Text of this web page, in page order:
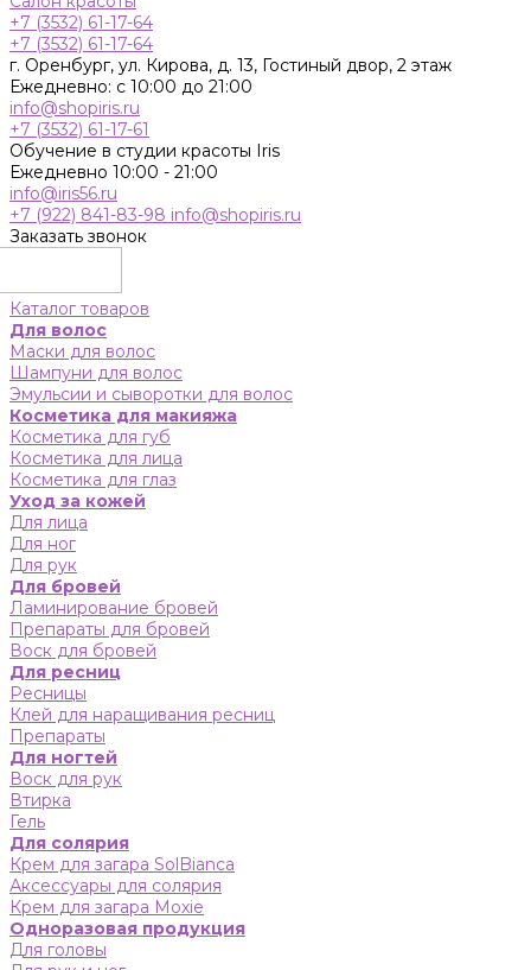
+7 (3532) 61-17-64
+7 (3532) 61-17-64
г. Оренбург, ул. Кирова, д. 13, Гостиный двор, 2 этаж
Ежедневно: с 10:00 до 21:00
info@shopiris.ru
+7 (3532) 61-17-61
Обучение в студии красоты Iris
Ежедневно 10:00 - 21:00
info@iris56.ru
+7 (922) 841-83-98 info@shopiris.ru
Заказать звонок
Каталог товаров
Для волос
Маски для волос
Шампуни для волос
Эмульсии и сыворотки для волос
Косметика для макияжа
Косметика для губ
Косметика для лица
Косметика для глаз
Уход за кожей
Для лица
Для ног
Для рук
Для бровей
Ламинирование бровей
Препараты для бровей
Воск для бровей
Для ресниц
Ресницы
Клей для наращивания ресниц
Препараты
Для ногтей
Воск для рук
Втирка
Гель
Для солярия
Крем для загара SolBianca
Аксессуары для солярия
Крем для загара Moxie
Одноразовая продукция
Для головы